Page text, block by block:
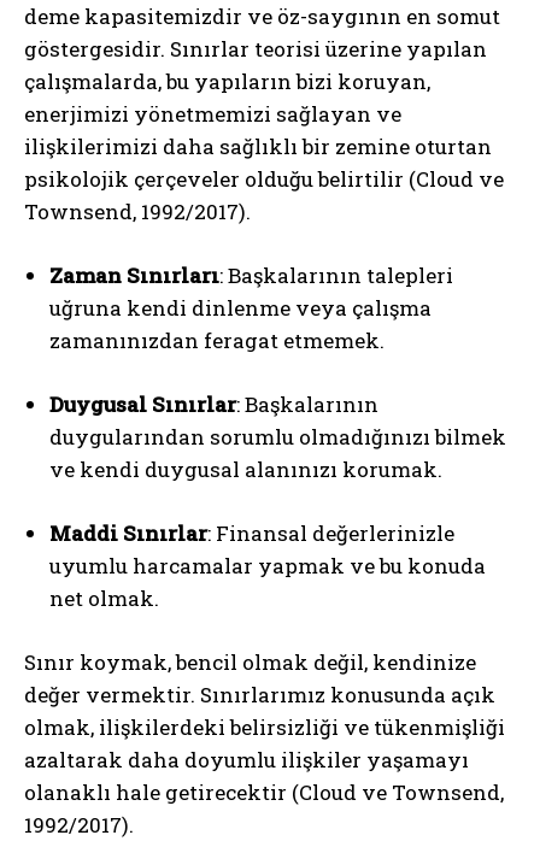
deme kapasitemizdir ve öz-saygının en somut
göstergesidir. Sınırlar teorisi üzerine yapılan
çalışmalarda, bu yapıların bizi koruyan,
enerjimizi yönetmemizi sağlayan ve
ilişkilerimizi daha sağlıklı bir zemine oturtan
psikolojik çerçeveler olduğu belirtilir (Cloud ve
Townsend, 1992/2017).
Zaman Sınırları: Başkalarının talepleri
uğruna kendi dinlenme veya çalışma
zamanınızdan feragat etmemek.
Duygusal Sınırlar: Başkalarının
duygularından sorumlu olmadığınızı bilmek
ve kendi duygusal alanınızı korumak.
Maddi Sınırlar: Finansal değerlerinizle
uyumlu harcamalar yapmak ve bu konuda
net olmak.
Sınır koymak, bencil olmak değil, kendinize
değer vermektir. Sınırlarımız konusunda açık
olmak, ilişkilerdeki belirsizliği ve tükenmişliği
azaltarak daha doyumlu ilişkiler yaşamayı
olanaklı hale getirecektir (Cloud ve Townsend,
1992/2017).